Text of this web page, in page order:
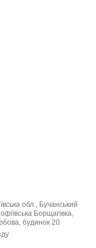
обл., Бучанський
Борщагівка,
будинок 20